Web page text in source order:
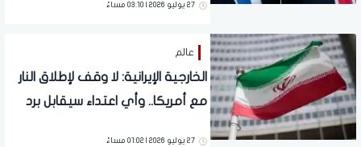
27 يوليو 2026 | 03:10 مساءً
عالم
الخارجية الإيرانية: لا وقف لإطلاق النار
مع أمريكا.. وأي اعتداء سيقابل برد
27 يوليو 2026 | 01:02 مساءً